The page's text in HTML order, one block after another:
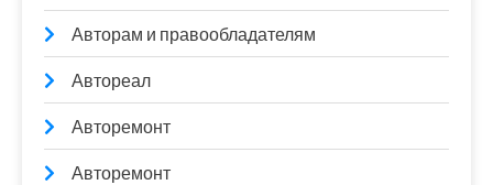
Авторам и правообладателям
Автореал
Авторемонт
Авторемонт